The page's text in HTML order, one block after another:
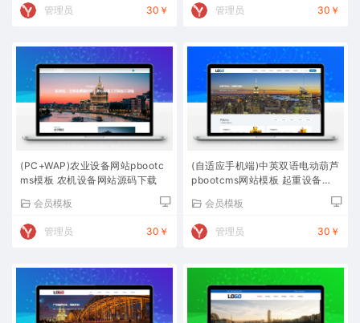
管理员 30￥ 管理员 30￥
(PC+WAP)农业设备网站pbootc
ms模板 农机设备网站源码下载
会员模板
管理员 30￥
(自适应手机端)中英双语电动葫芦
pbootcms网站模板 起重设备网
会员模板
管理员 30￥